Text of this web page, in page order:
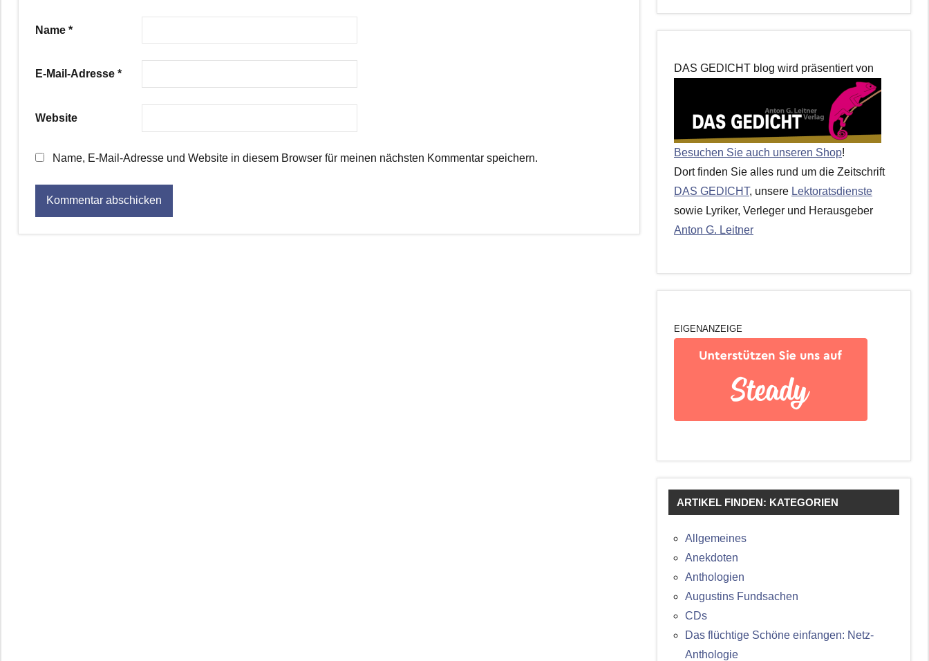
Name *
E-Mail-Adresse *
Website
Name, E-Mail-Adresse und Website in diesem Browser für meinen nächsten Kommentar speichern.
DAS GEDICHT blog wird präsentiert von
Besuchen Sie auch unseren Shop!
Dort finden Sie alles rund um die Zeitschrift
DAS GEDICHT, unsere Lektoratsdienste
sowie Lyriker, Verleger und Herausgeber
Anton G. Leitner
EIGENANZEIGE
ARTIKEL FINDEN: KATEGORIEN
Allgemeines
Anekdoten
Anthologien
Augustins Fundsachen
CDs
Das flüchtige Schöne einfangen: Netz-
Anthologie